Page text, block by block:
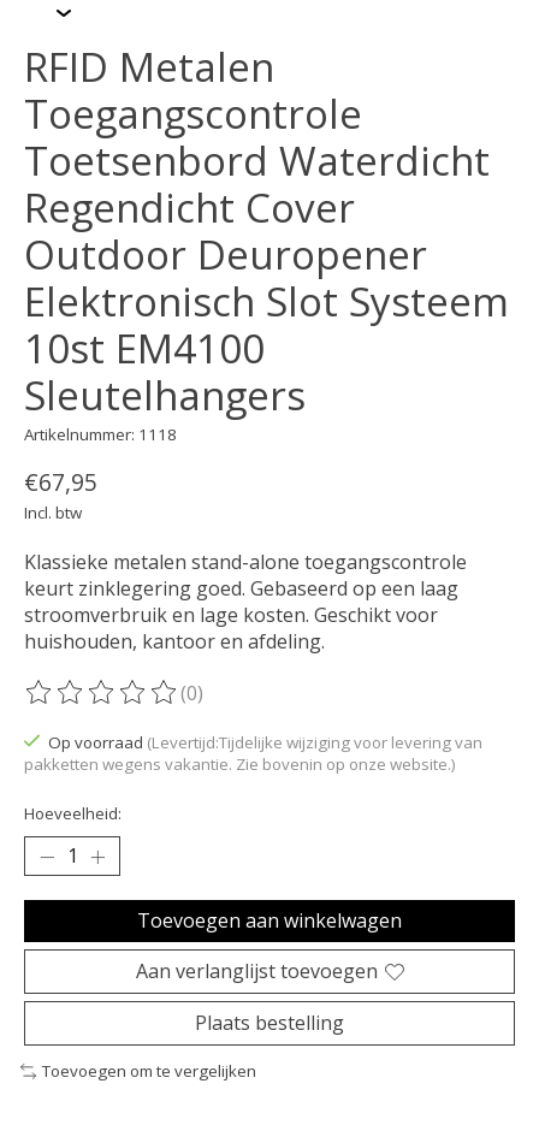
RFID Metalen
Toegangscontrole
Toetsenbord Waterdicht
Regendicht Cover
Outdoor Deuropener
Elektronisch Slot Systeem
10st EM4100
Sleutelhangers
Artikelnummer: 1118
€67,95
Incl. btw
Klassieke metalen stand-alone toegangscontrole
keurt zinklegering goed. Gebaseerd op een laag
stroomverbruik en lage kosten. Geschikt voor
huishouden, kantoor en afdeling.
De beoordeling van dit product is
(0)
Op voorraad (Levertijd:Tijdelijke wijziging voor levering van
pakketten wegens vakantie. Zie bovenin op onze website.)
Hoeveelheid:
Toevoegen aan winkelwagen
Aan verlanglijst toevoegen
Plaats bestelling
Toevoegen om te vergelijken